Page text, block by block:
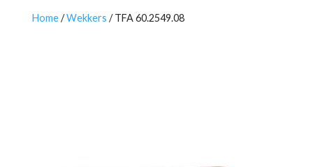
Home/Wekkers / TFA 60.2549.08